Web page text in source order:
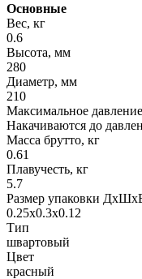
Основные
Вес, кг
0.6
Высота, мм
280
Диаметр, мм
210
Максимальное
Накачиваются до
Масса брутто, кг
0.61
Плавучесть, кг
5.7
Размер упаковки
0.25x0.3x0.12
Тип
швартовый
Цвет
красный